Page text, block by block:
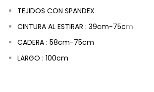
TEJIDOS CON SPANDEX
CINTURA AL ESTIRAR : 39cm-75cm
CADERA : 58cm-75cm
LARGO : 100cm